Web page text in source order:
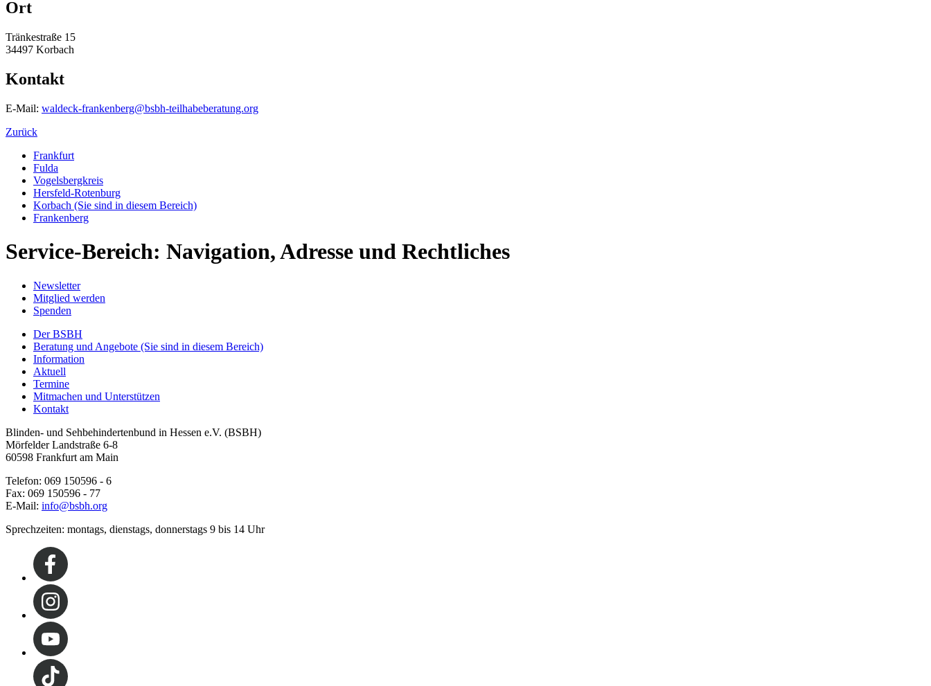
Ort
Tränkestraße 15
34497 Korbach
Kontakt
E-Mail: waldeck-frankenberg@bsbh-teilhabeberatung.org
Zurück
Frankfurt
Fulda
Vogelsbergkreis
Hersfeld-Rotenburg
Korbach (Sie sind in diesem Bereich)
Frankenberg
Service-Bereich: Navigation, Adresse und Rechtliches
Newsletter
Mitglied werden
Spenden
Der BSBH
Beratung und Angebote (Sie sind in diesem Bereich)
Information
Aktuell
Termine
Mitmachen und Unterstützen
Kontakt
Blinden- und Sehbehindertenbund in Hessen e.V. (BSBH)
Mörfelder Landstraße 6-8
60598 Frankfurt am Main
Telefon: 069 150596 - 6
Fax: 069 150596 - 77
E-Mail: info@bsbh.org
Sprechzeiten: montags, dienstags, donnerstags 9 bis 14 Uhr